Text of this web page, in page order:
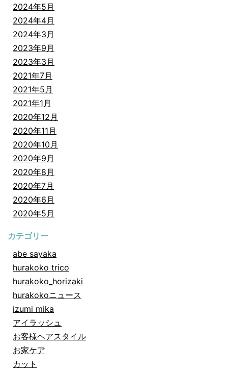
2024年5月
2024年4月
2024年3月
2023年9月
2023年3月
2021年7月
2021年5月
2021年1月
2020年12月
2020年11月
2020年10月
2020年9月
2020年8月
2020年7月
2020年6月
2020年5月
カテゴリー
abe sayaka
hurakoko trico
hurakoko_horizaki
hurakokoニュース
izumi mika
アイラッシュ
お客様ヘアスタイル
お家ケア
カット